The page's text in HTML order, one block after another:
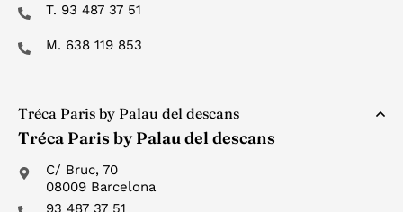
T. 93 487 37 51
M. 638 119 853
Tréca Paris by Palau del descans
Tréca Paris by Palau del descans
C/ Bruc, 70
08009 Barcelona
93 487 37 51